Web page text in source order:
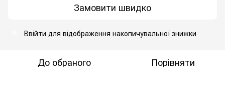
Замовити швидко
Ввійти для відображення накопичувальної знижки
До обраного Порівняти